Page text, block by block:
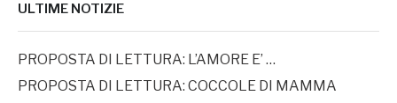
ULTIME NOTIZIE
PROPOSTA DI LETTURA: L’AMORE E’ …
PROPOSTA DI LETTURA: COCCOLE DI MAMMA